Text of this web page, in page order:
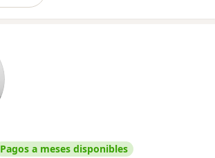
Pagos a meses disponibles